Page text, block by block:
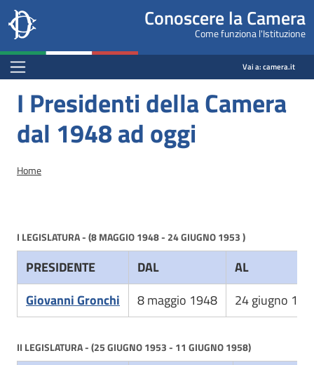
Salta al contenuto principale
Salta al menu di navigazione
Site
header
block
Camera dei deputati
Conoscere la Camera
Come funziona l'Istituzione
Menu Bar block Vai a:camera.it
I Presidenti della Camera
dal 1948 ad oggi
Briciole di pane
Home
I LEGISLATURA - (8 MAGGIO 1948 - 24 GIUGNO 1953 )
PRESIDENTE DAL
AL
Giovanni Gronchi
8 maggio 1948 24 giugno
II LEGISLATURA - (25 GIUGNO 1953 - 11 GIUGNO 1958)
Fine pagina
Salta al contenuto principale
Salta al menu di navigazione
Vai a inizio pagina